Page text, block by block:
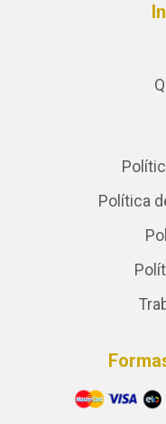
Política